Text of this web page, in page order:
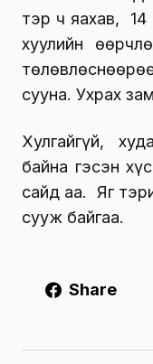
тэр ч яахав, 14
хуулийн
сууна. Ухрах
Хулгайгүй,
байна гэсэн
сайд аа. Яг
сууж байгаа.
Share